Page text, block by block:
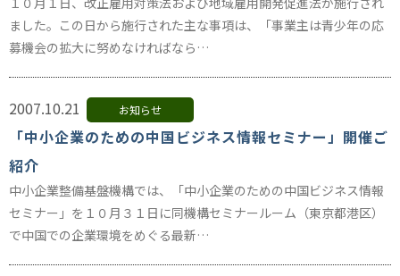
ました。この日から施行された主な事項は、「事業主は青少年の応
募機会の拡大に努めなければなら…
2007.10.21 お知らせ
「中小企業のための中国ビジネス情報セミナー」開催ご
紹介
中小企業整備基盤機構では、「中小企業のための中国ビジネス情報
セミナー」を１０月３１日に同機構セミナールーム（東京都港区）
で中国での企業環境をめぐる最新…